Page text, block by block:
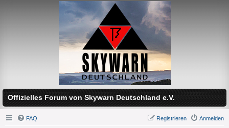
Offizielles Forum von Skywarn Deutschland e.V.
FAQ Anmelden
Registrieren